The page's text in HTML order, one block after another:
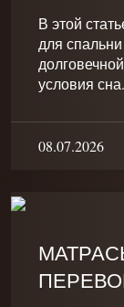
В этой
для
условия сна.
08.07.2026